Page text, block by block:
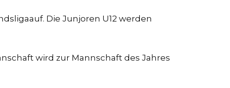
Die Junjoren U12 werden
wird zur Mannschaft des Jahres